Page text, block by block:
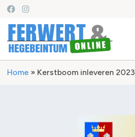
Home » Kerstboom inleveren 2023